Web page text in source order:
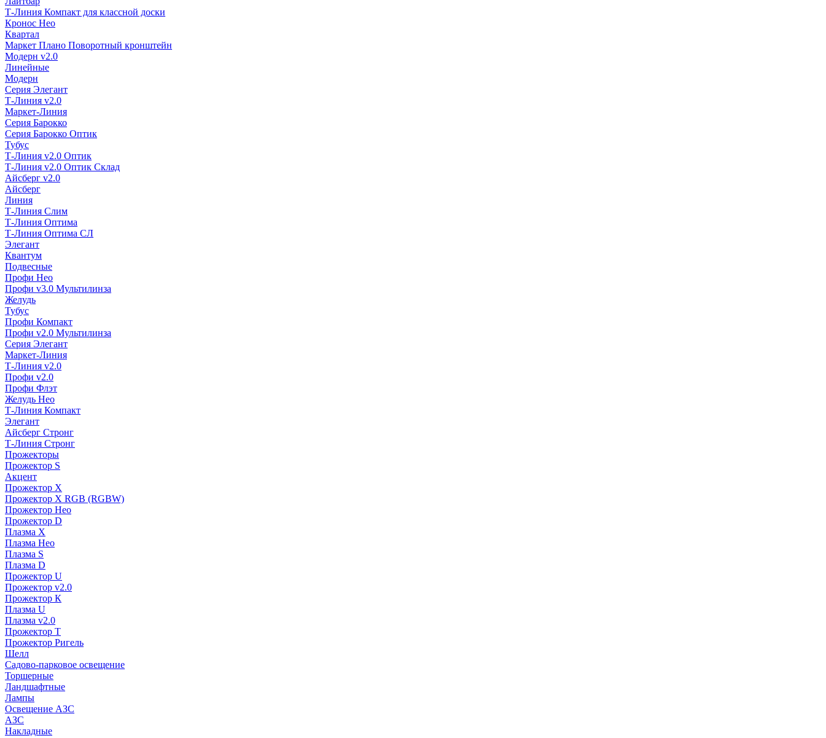
Т-Линия Компакт для классной доски
Кронос Нео
Квартал
Маркет Плано Поворотный кронштейн
Модерн v2.0
Линейные
Модерн
Серия Элегант
Т-Линия v2.0
Маркет-Линия
Серия Барокко
Серия Барокко Оптик
Тубус
Т-Линия v2.0 Оптик
Т-Линия v2.0 Оптик Склад
Айсберг v2.0
Айсберг
Линия
Т-Линия Слим
Т-Линия Оптима
Т-Линия Оптима СЛ
Элегант
Квантум
Подвесные
Профи Нео
Профи v3.0 Мультилинза
Желудь
Тубус
Профи Компакт
Профи v2.0 Мультилинза
Серия Элегант
Маркет-Линия
Т-Линия v2.0
Профи v2.0
Профи Флэт
Желудь Нео
Т-Линия Компакт
Элегант
Айсберг Стронг
Т-Линия Стронг
Прожекторы
Прожектор S
Акцент
Прожектор X
Прожектор Х RGB (RGBW)
Прожектор Нео
Прожектор D
Плазма X
Плазма Нео
Плазма S
Плазма D
Прожектор U
Прожектор v2.0
Прожектор К
Плазма U
Плазма v2.0
Прожектор Т
Прожектор Ригель
Шелл
Садово-парковое освещение
Торшерные
Ландшафтные
Лампы
Освещение АЗС
АЗС
Накладные